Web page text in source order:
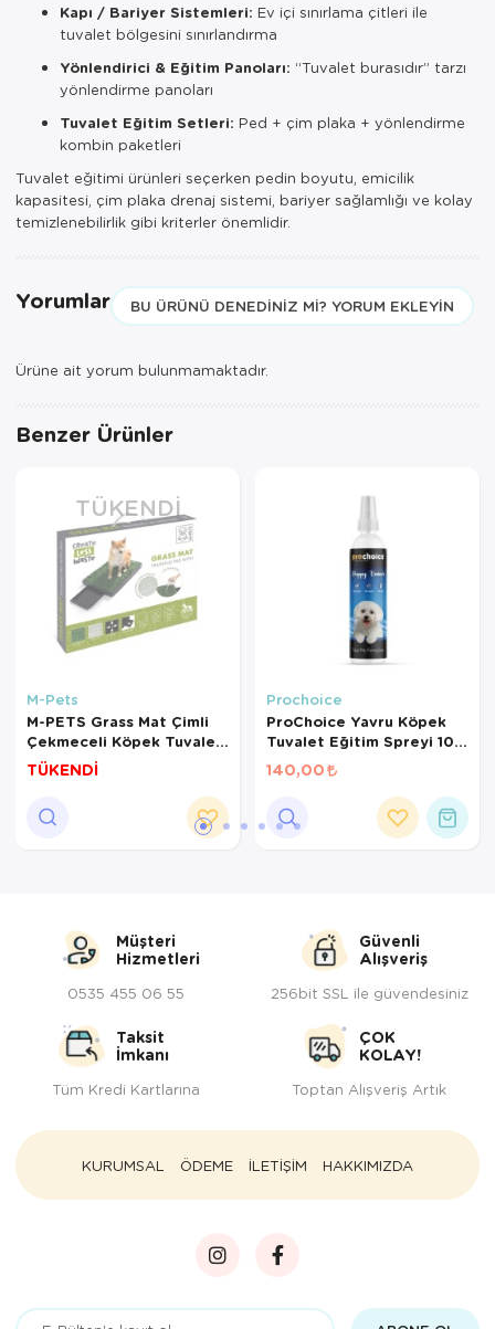
Kapı / Bariyer Sistemleri: Ev içi sınırlama çitleri ile
tuvalet bölgesini sınırlandırma
Yönlendirici & Eğitim Panoları: “Tuvalet burasıdır” tarzı
yönlendirme panoları
Tuvalet Eğitim Setleri: Ped + çim plaka + yönlendirme
kombin paketleri
Tuvalet eğitimi ürünleri seçerken pedin boyutu, emicilik
kapasitesi, çim plaka drenaj sistemi, bariyer sağlamlığı ve kolay
temizlenebilirlik gibi kriterler önemlidir.
Yorumlar BU ÜRÜNÜ DENEDINIZ MI? YORUM EKLEYIN
Ürüne ait yorum bulunmamaktadır.
Benzer Ürünler
TÜKENDI
M-Pets
M-PETS Grass Mat Çimli
Çekmeceli Köpek Tuvaleti
58x46cm
TÜKENDİ
Prochoice
ProChoice Yavru Köpek
Tuvalet Eğitim Spreyi 100
Ml
140,00
Müşteri
Hizmetleri
0535 455 06 55
Güvenli
Alışveriş
256bit SSL ile güvendesiniz
Taksit
İmkanı
Tüm Kredi Kartlarına
ÇOK
KOLAY!
Toptan Alışveriş Artık
KURUMSAL ÖDEME İLETİŞİM HAKKIMIZDA